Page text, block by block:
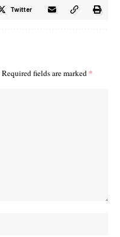
Twitter
Required fields are marked *